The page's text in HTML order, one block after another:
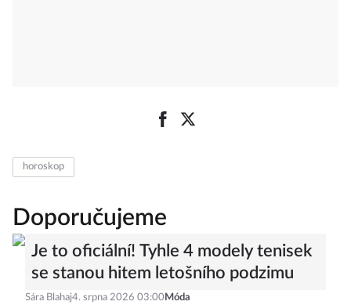
horoskop
Doporučujeme
Je to oficiální! Tyhle 4 modely tenisek
se stanou hitem letošního podzimu
Sára Blahaj4. srpna 2026 03:00 Móda